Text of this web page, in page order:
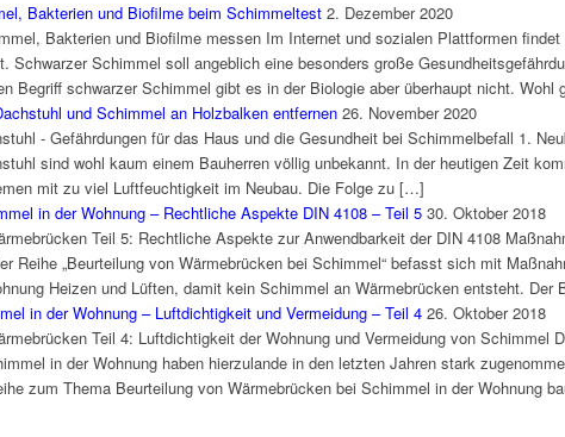
Bakterien und Biofilme beim Schimmeltest 2. Dezember 2020
Bakterien und Biofilme messen Im Internet und sozialen Plattformen
Schwarzer Schimmel soll angeblich eine besonders große
Begriff schwarzer Schimmel gibt es in der Biologie aber überhaupt nicht.
und Schimmel an Holzbalken entfernen 26. November 2020
- Gefährdungen für das Haus und die Gesundheit bei Schimmelbefall 1.
sind wohl kaum einem Bauherren völlig unbekannt. In der heutigen Zeit
mit zu viel Luftfeuchtigkeit im Neubau. Die Folge zu […]
in der Wohnung – Rechtliche Aspekte DIN 4108 – Teil 5 30. Oktober 2018
Teil 5: Rechtliche Aspekte zur Anwendbarkeit der DIN 4108
Reihe „Beurteilung von Wärmebrücken bei Schimmel“ befasst sich mit
Heizen und Lüften, damit kein Schimmel an Wärmebrücken entsteht. Der
in der Wohnung – Luftdichtigkeit und Vermeidung – Teil 4 26. Oktober 2018
Teil 4: Luftdichtigkeit der Wohnung und Vermeidung von
in der Wohnung haben hierzulande in den letzten Jahren stark
zum Thema Beurteilung von Wärmebrücken bei Schimmel in der Wohnung